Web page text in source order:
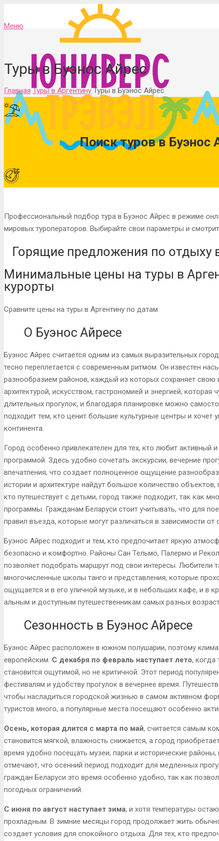
Меню
Туры в Буэнос Айрес
Главная Туры в Аргентину Туры в Буэнос Айрес
Поиск туров в Буэнос
Профессиональный подбор тура в Буэнос Айрес в режиме
мировых туроператоров. Выбирайте свои параметры и
Горящие предложения по отдыху
Минимальные цены на туры в
курорты
Сравните цены на туры в Аргентину по датам
О Буэнос Айресе
Буэнос Айрес считается одним из самых выразительных
тесно переплетается с современным ритмом. Он известен
разнообразием районов, каждый из которых сохраняет
архитектурой, искусством, гастрономией и энергией,
длительных прогулок, и благодаря планировке можно
подходит тем, кто ценит большие культурные центры и хочет
континента.
Город особенно привлекателен для тех, кто любит
программой. Здесь удобно сочетать экскурсии, вечерние
впечатления, что создает полноценное ощущение
истории и архитектуре найдут большое количество
кто путешествует с детьми, город также подходит, так как
программы. Гражданам Беларуси стоит учитывать, что для
правил въезда, которые могут различаться в зависимости от
Буэнос Айрес подходит и тем, кто предпочитает яркую
безопасно и комфортно. Районы Сан Тельмо, Палермо и
позволяет подобрать маршрут под свои интересы. Любители
многочисленные школы танго и представления, которые
ощущается и в его уличной музыке, и в небольших кафе, и в
альным и доступным путешественникам самых разных
Сезонность в Буэнос Айресе
Буэнос Айрес расположен в южном полушарии, поэтому
европейским. С декабря по февраль наступает лето, когда
становится ощутимой, но не критичной. Этот период
фестивалям и удобству прогулок в вечернее время.
чтобы насладиться городской жизнью в самом активном
туристов много, а популярные места посещают особенно
Осень, которая длится с марта по май, считается самым
становится мягкой, влажность снижается, а город
время удобно посещать музеи, парки и исторические
отмечают, что осенний период подходит для медленных
граждан Беларуси это время особенно удобно, так как
погодных ограничений.
С июня по август наступает зима, и хотя температуры
прохладным. В зимние месяцы город продолжает жить
создает условия для спокойного отдыха. Для тех, кто